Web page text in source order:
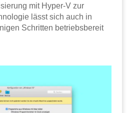
mit Hyper-V zur
lässt sich auch in
Schritten betriebsbereit